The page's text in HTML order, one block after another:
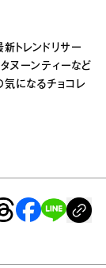
トレンドリサー
ヌーンティーなど
になるチョコレ